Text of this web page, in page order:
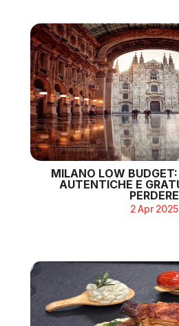
MILANO LOW BUDGET:
AUTENTICHE E
PERDERE
2 Apr 2025